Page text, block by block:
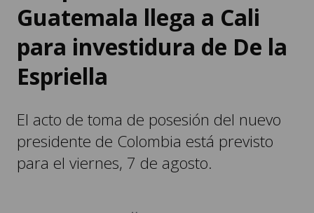
Espriella
El acto de toma de posesión del nuevo
para el viernes, 7 de agosto.
POR
15:31, AGO 06 2026